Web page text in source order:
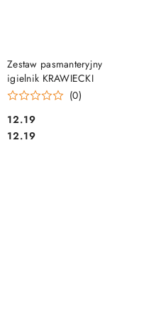
Zestaw pasmanteryjny
igielnik KRAWIECKI
(0)
Cena:
12.19
Cena:
12.19
DO KOSZYKA